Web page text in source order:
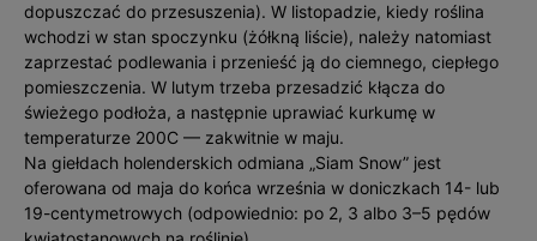
dopuszczać do przesuszenia). W listopadzie, kiedy roślina
wchodzi w stan spoczynku (żółkną liście), należy natomiast
zaprzestać podlewania i przenieść ją do ciemnego, ciepłego
pomieszczenia. W lutym trzeba przesadzić kłącza do
świeżego podłoża, a następnie uprawiać kurkumę w
temperaturze 200C — zakwitnie w maju.
Na giełdach holenderskich odmiana „Siam Snow” jest
oferowana od maja do końca września w doniczkach 14- lub
19-centymetrowych (odpowiednio: po 2, 3 albo 3–5 pędów